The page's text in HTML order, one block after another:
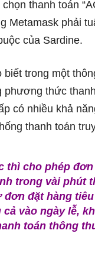
thanh toán
Metamask phải
của Sardine.
biết trong một
phương thức
có nhiều khả
thanh toán
thì cho phép
trong vài phút
đơn đặt hàng
cả vào ngày lễ,
toán thông